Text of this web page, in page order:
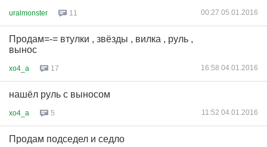
uralmonster 11 00:27 05.01.2016
Продам=-= втулки , звёзды , вилка , руль ,
вынос
xo4_a 17 16:58 04.01.2016
нашёл руль с выносом
xo4_a 5 11:52 04.01.2016
Продам подседел и седло